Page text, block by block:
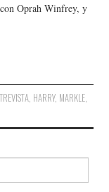
Oprah Winfrey, y
, HARRY, MARKLE,